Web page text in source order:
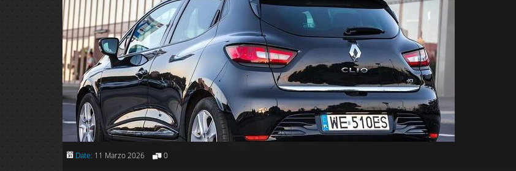
Date: 11 Marzo 2026 0